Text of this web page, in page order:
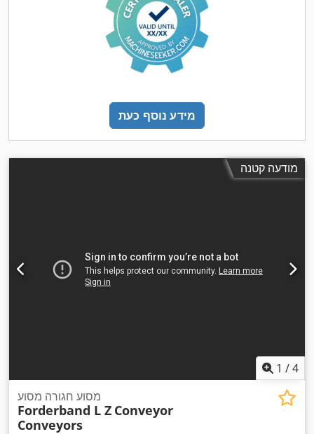
מידע נוסף כעת
מודעה קטנה
1 /4
מסוע חגורה מסוע
Forderband L Z Conveyor
Conveyors